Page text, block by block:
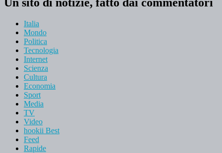
Italia
Mondo
Politica
Tecnologia
Internet
Scienza
Cultura
Economia
Sport
Media
TV
Video
hookii Best
Feed
Rapide